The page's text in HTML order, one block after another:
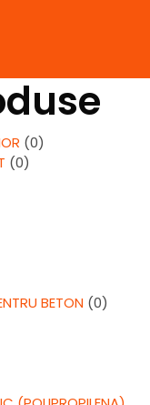
(0)
(0)
BETON (0)